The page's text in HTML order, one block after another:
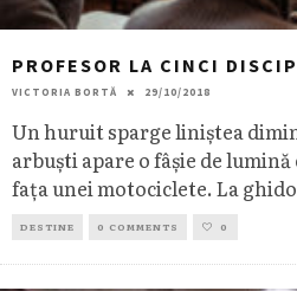
PROFESOR LA CINCI
VICTORIA BORTĂ 29/10/2018
Un huruit sparge liniștea
arbuști apare o fâșie de
fața unei motociclete. La
DESTINE 0 COMMENTS 0